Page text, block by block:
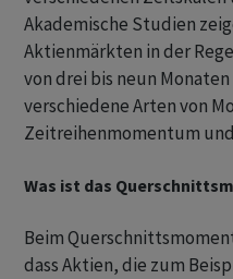
Akademische Studien
Aktienmärkten in der
von drei bis neun
verschiedene Arten von
Zeitreihenmomentum
Was ist das
Beim
dass Aktien, die zum